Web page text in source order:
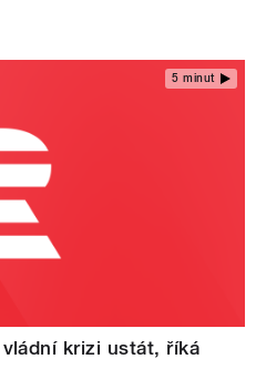
5 minut
krizi ustát, říká